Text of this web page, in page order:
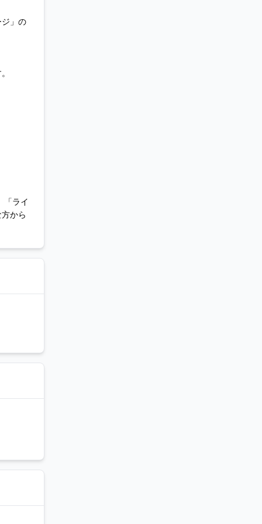
」の
「ライ
から